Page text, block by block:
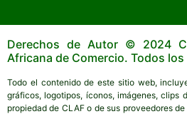
Derechos de Autor © 2024
Africana de Comercio. Todos
Todo el contenido de este sitio web,
gráficos, logotipos, íconos, imágenes, clips
propiedad de CLAF o de sus proveedores